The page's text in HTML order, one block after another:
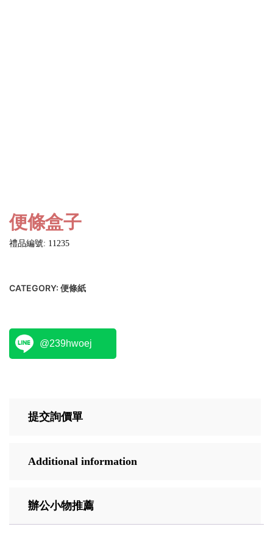
便條盒子
禮品編號: 11235
CATEGORY: 便條紙
@239hwoej
提交詢價單
Additional information
辦公小物推薦